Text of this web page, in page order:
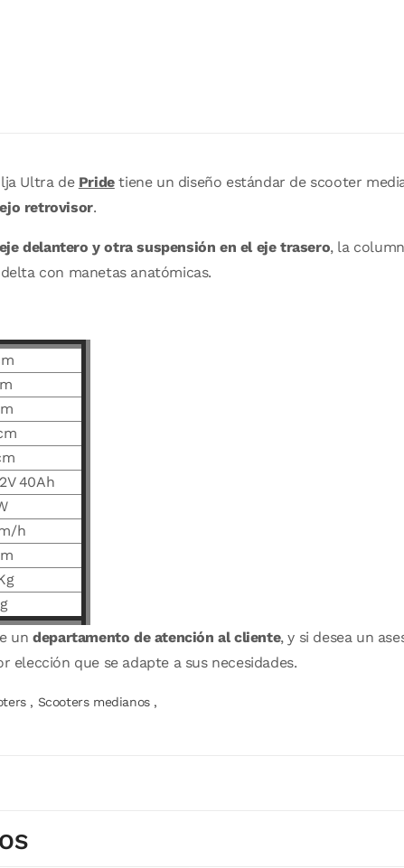
Ultra de Pridetiene un diseño estándar de scooter
retrovisor.
delantero y otra suspensión en el eje trasero, la
con manetas anatómicas.
40Ah
h
undepartamento de atención al cliente, y si desea un
elección que se adapte a sus necesidades.
, Scooters medianos,